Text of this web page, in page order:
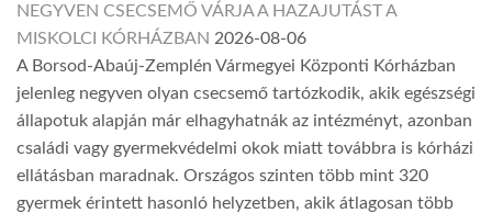
NEGYVEN CSECSEMŐ VÁRJA A HAZAJUTÁST A
MISKOLCI KÓRHÁZBAN 2026-08-06
A Borsod-Abaúj-Zemplén Vármegyei Központi Kórházban
jelenleg negyven olyan csecsemő tartózkodik, akik egészségi
állapotuk alapján már elhagyhatnák az intézményt, azonban
családi vagy gyermekvédelmi okok miatt továbbra is kórházi
ellátásban maradnak. Országos szinten több mint 320
gyermek érintett hasonló helyzetben, akik átlagosan több